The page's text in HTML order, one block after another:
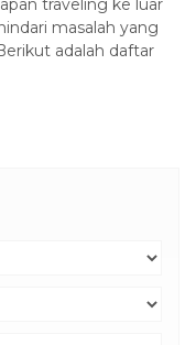
traveling ke luar
masalah yang
adalah daftar